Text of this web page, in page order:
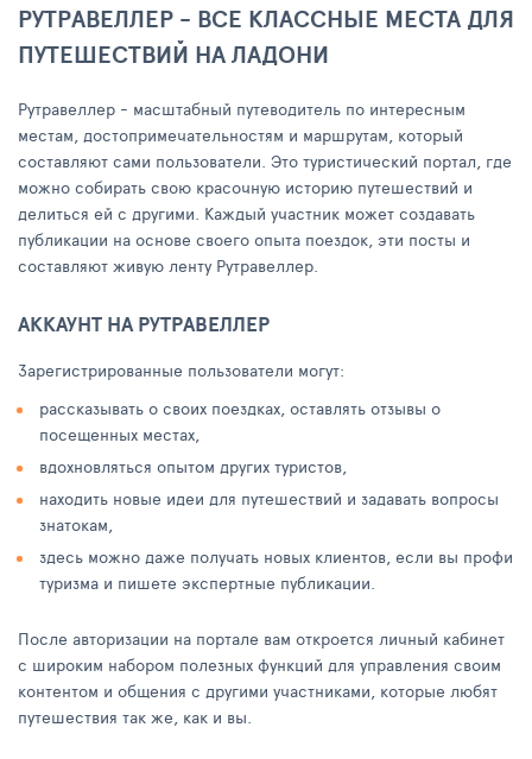
РУТРАВЕЛЛЕР - ВСЕ КЛАССНЫЕ МЕСТА ДЛЯ
ПУТЕШЕСТВИЙ НА ЛАДОНИ
Рутравеллер - масштабный путеводитель по интересным
местам, достопримечательностям и маршрутам, который
составляют сами пользователи. Это туристический портал, где
можно собирать свою красочную историю путешествий и
делиться ей с другими. Каждый участник может создавать
публикации на основе своего опыта поездок, эти посты и
составляют живую ленту Рутравеллер.
АККАУНТ НА РУТРАВЕЛЛЕР
Зарегистрированные пользователи могут:
рассказывать о своих поездках, оставлять отзывы о
посещенных местах,
вдохновляться опытом других туристов,
находить новые идеи для путешествий и задавать вопросы
знатокам,
здесь можно даже получать новых клиентов, если вы профи
туризма и пишете экспертные публикации.
После авторизации на портале вам откроется личный кабинет
с широким набором полезных функций для управления своим
контентом и общения с другими участниками, которые любят
путешествия так же, как и вы.